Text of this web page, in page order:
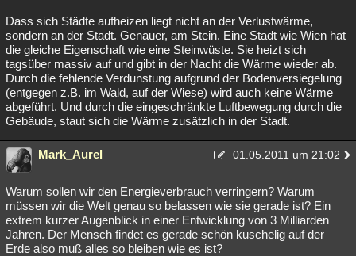
Dass sich Städte aufheizen liegt nicht an der Verlustwärme,
sondern an der Stadt. Genauer, am Stein. Eine Stadt wie Wien hat
die gleiche Eigenschaft wie eine Steinwüste. Sie heizt sich
tagsüber massiv auf und gibt in der Nacht die Wärme wieder ab.
Durch die fehlende Verdunstung aufgrund der Bodenversiegelung
(entgegen z.B. im Wald, auf der Wiese) wird auch keine Wärme
abgeführt. Und durch die eingeschränkte Luftbewegung durch die
Gebäude, staut sich die Wärme zusätzlich in der Stadt.
Mark_Aurel 01.05.2011 um 21:02
Warum sollen wir den Energieverbrauch verringern? Warum
müssen wir die Welt genau so belassen wie sie gerade ist? Ein
extrem kurzer Augenblick in einer Entwicklung von 3 Milliarden
Jahren. Der Mensch findet es gerade schön kuschelig auf der
Erde also muß alles so bleiben wie es ist?